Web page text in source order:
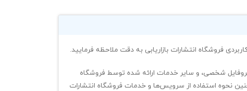
فروشگاه انتشارات بازاریابی به دقت ملاحظه فرمایید.
پروفایل شخصی، و سایر خدمات ارائه شده توسط فروشگاه
نحوه استفاده از سرویس‌‏ها و خدمات فروشگاه انتشارات